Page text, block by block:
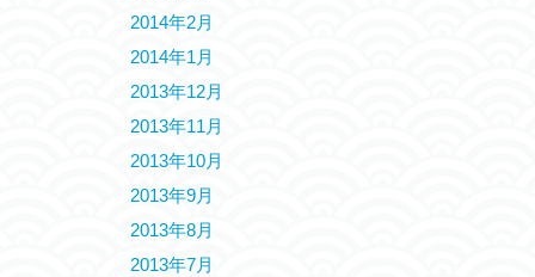
2014年2月
2014年1月
2013年12月
2013年11月
2013年10月
2013年9月
2013年8月
2013年7月